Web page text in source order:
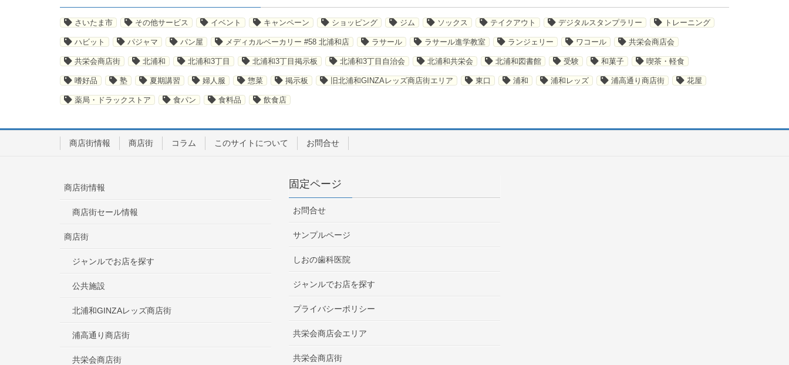
さいたま市 その他サービス イベント キャンペーン ショッピング ジム ソックス テイクアウト デジタルスタンプラリー トレーニング
ハビット パジャマ パン屋 メディカルベーカリー #58 北浦和店 ラサール ラサール進学教室 ランジェリー ワコール 共栄会商店会
共栄会商店街 北浦和 北浦和3丁目 北浦和3丁目掲示板 北浦和3丁目自治会 北浦和共栄会 北浦和図書館 受験 和菓子 喫茶・軽食
嗜好品 塾 夏期講習 婦人服 惣菜 掲示板 旧北浦和GINZAレッズ商店街エリア 東口 浦和 浦和レッズ 浦高通り商店街 花屋
薬局・ドラックストア 食パン 食料品 飲食店
商店街情報 商店街 コラム このサイトについて お問合せ
商店街情報
商店街セール情報
商店街
ジャンルでお店を探す
公共施設
北浦和GINZAレッズ商店街
浦高通り商店街
共栄会商店街
固定ページ
お問合せ
サンプルページ
しおの歯科医院
ジャンルでお店を探す
プライバシーポリシー
共栄会商店会エリア
共栄会商店街